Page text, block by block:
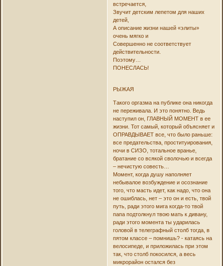
встречается,
Звучит детским лепетом для наших
детей,
А описание жизни нашей «элиты»
очень мягко и
Совершенно не соответствует
действительности.
Поэтому…
ПОНЕСЛАСЬ!
РЫЖАЯ
Такого оргазма на публике она никогда
не переживала. И это понятно. Ведь
наступил он, ГЛАВНЫЙ МОМЕНТ в ее
жизни. Тот самый, который объясняет и
ОПРАВДЫВАЕТ все, что было раньше:
все предательства, проституирования,
ночи в СИЗО, тотальное вранье,
братание со всякой сволочью и всегда
– нечистую совесть…
Момент, когда душу наполняет
небывалое возбуждение и осознание
того, что масть идет, как надо, что она
не ошиблась, нет – это он и есть, твой
путь, ради этого мига когда-то твой
папа подтолкнул твою мать к дивану,
ради этого момента ты ударилась
головой в телеграфный столб тогда, в
пятом классе – помнишь? - катаясь на
велосипеде, и приложилась при этом
так, что столб покосился, а весь
микрорайон остался без